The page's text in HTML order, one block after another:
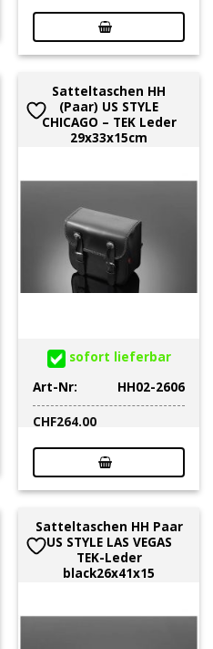
Satteltaschen HH
(Paar) US STYLE
CHICAGO – TEK Leder
29x33x15cm
sofort lieferbar
Art-Nr:
HH02-2606
CHF264.00
Satteltaschen HH Paar
US STYLE LAS VEGAS
TEK-Leder
black26x41x15